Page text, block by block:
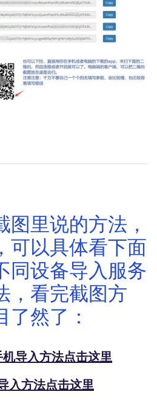
图里说的方法，
可以具体看下面
同设备导入服务
，看完截图方
然了：
导入方法点击这里
入方法点击这里